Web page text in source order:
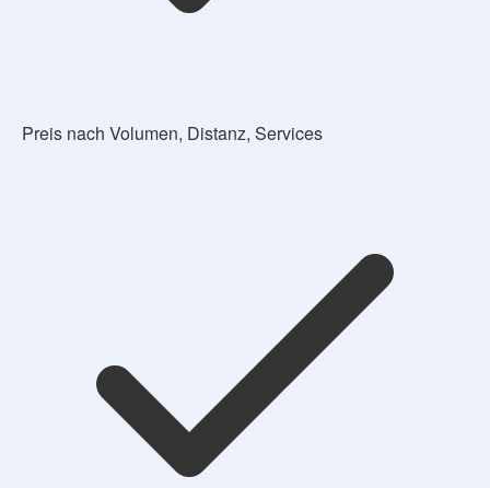
Preis nach Volumen, Distanz, Services